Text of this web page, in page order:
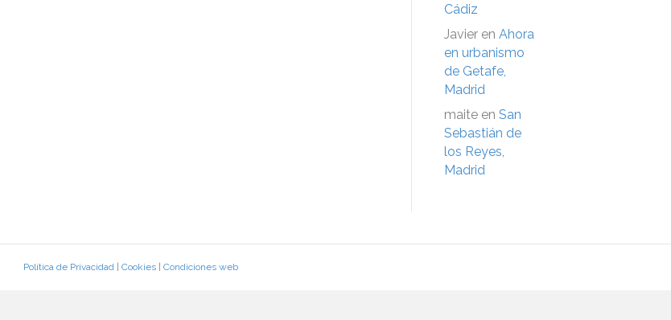
Cádiz
Javier en Ahora
en urbanismo
de Getafe,
Madrid
maite en San
Sebastián de
los Reyes,
Madrid
Política de Privacidad| Cookies| Condiciones web